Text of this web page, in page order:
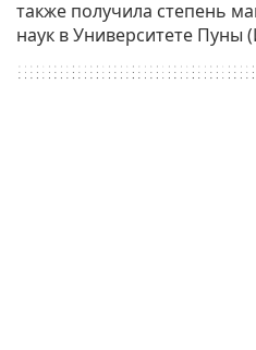
также получила степень
наук в Университете Пуны